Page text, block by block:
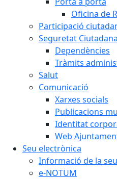
Oficina de
Participació
Seguretat
Dependències
Tràmits
Salut
Comunicació
Xarxes socials
Publicacions
Identitat
Web
Seu electrònica
Informació de la seu
e-NOTUM